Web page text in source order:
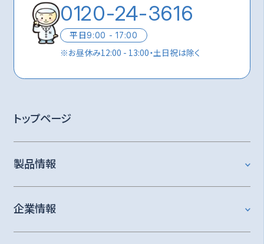
0120-24-3616
平日9:00 - 17:00
※お昼休み12:00 - 13:00・土日祝は除く
トップページ
製品情報
企業情報